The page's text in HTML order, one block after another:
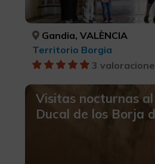
Gandia, VALÈNCIA
Territorio Borgia
3
Visitas nocturnas
Ducal de los Borja